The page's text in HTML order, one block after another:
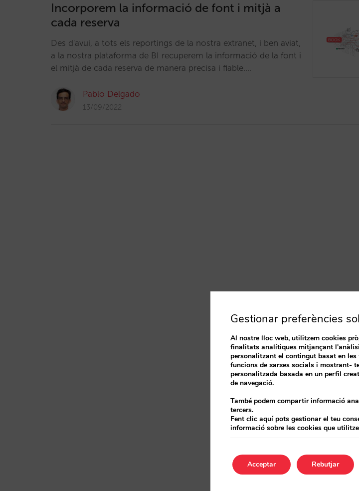
Incorporem la informació de font i mitjà a
cada reserva
Des d'avui, a tots els reportings de la nostra extranet, i ben aviat,
a la nostra plataforma de BI recuperem la informació de la font i
el mitjà de cada reserva de manera precisa i fiable.…
Pablo Delgado
13/09/2022
Gestionar preferències
Al nostre lloc web, utilitzem cookies
finalitats analítiques mitjançant
personalitzant el contingut basat en les
funcions de xarxes socials i mostrant-
personalitzada basada en un perfil
de navegació.
També podem compartir informació
tercers.
Fent clic aquí pots gestionar el teu
informació sobre les cookies que
Acceptar Rebutjar